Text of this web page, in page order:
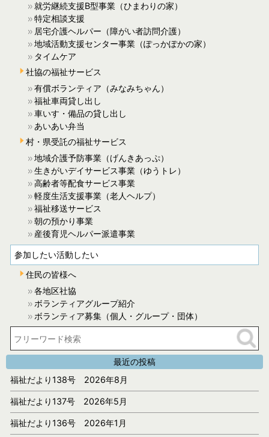
就労継続支援B型事業（ひまわりの家）
特定相談支援
居宅介護ヘルパー（障がい者訪問介護）
地域活動支援センター事業（ぽっかぽかの家）
タイムケア
社協の福祉サービス
有償ボランティア（みなみちゃん）
福祉車両貸し出し
車いす・備品の貸し出し
あいあい弁当
村・県受託の福祉サービス
地域介護予防事業（げんきあっぷ）
生きがいデイサービス事業（ゆうトレ）
高齢者等配食サービス事業
軽度生活支援事業（老人ヘルプ）
福祉移送サービス
朝の預かり事業
産後育児ヘルパー派遣事業
参加したい活動したい
住民の皆様へ
各地区社協
ボランティアグループ紹介
ボランティア募集（個人・グループ・団体）
最近の投稿
福祉だより138号 2026年8月
福祉だより137号 2026年5月
福祉だより136号 2026年1月